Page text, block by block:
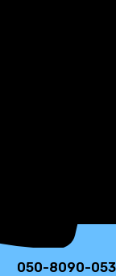
050-